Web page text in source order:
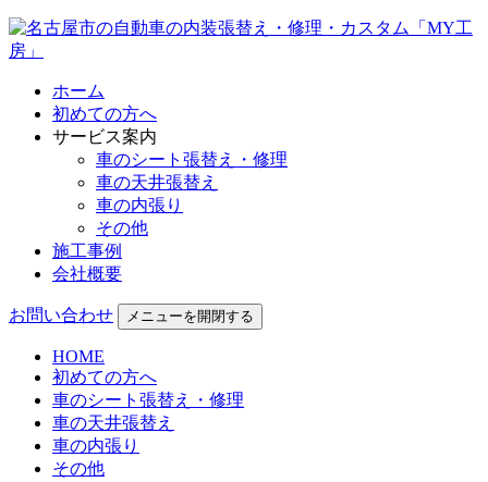
ホーム
初めての方へ
サービス案内
車のシート張替え・修理
車の天井張替え
車の内張り
その他
施工事例
会社概要
お問い合わせ メニューを開閉する
HOME
初めての方へ
車のシート張替え・修理
車の天井張替え
車の内張り
その他